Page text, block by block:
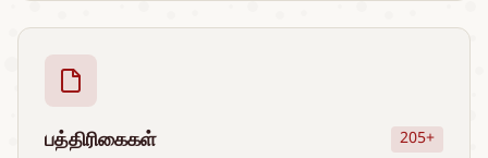
பத்திரிகைகள்
205+